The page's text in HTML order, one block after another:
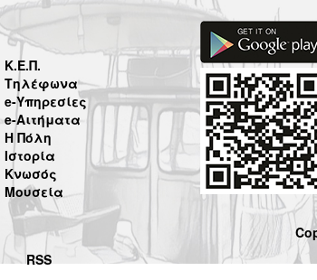
Κ.Ε.Π.
Τηλέφωνα
e-Υπηρεσίες
e-Αιτήματα
Η Πόλη
Ιστορία
Κνωσός
Μουσεία
RSS